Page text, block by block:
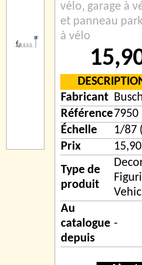
vélo‚ garage à
et panneau
à vélo
Fabricant
Référence7950
Échelle
1/87
Prix
Type de
produit
Au
catalogue
depuis
-